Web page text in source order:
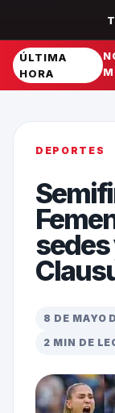
ÚLTIMA
HORA
DEPORTES
8 DE MAYO
2 MIN DE